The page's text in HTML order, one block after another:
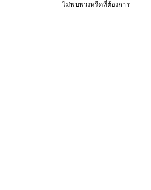
ไม่พบพวงหรีดที่ต้องการ